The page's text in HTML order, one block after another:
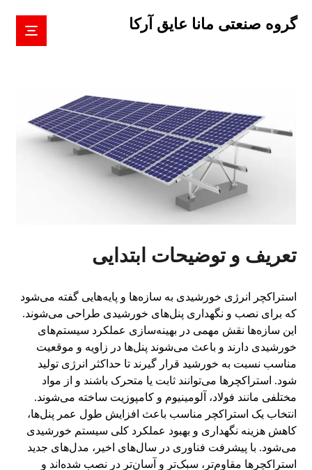
گروه صنعتی مانا عایق آرکا
تعریف و توضیحات ابتدایی
استراکچر انرژی خورشیدی به سازه‌ها و پایه‌هایی گفته می‌شود
که برای نصب و نگهداری پنل‌های خورشیدی طراحی می‌شوند.
این سازه‌ها نقش مهمی در بهینه‌سازی عملکرد سیستم‌های
خورشیدی دارند و باعث می‌شوند پنل‌ها در زاویه و موقعیت
مناسب نسبت به خورشید قرار گیرند تا حداکثر انرژی تولید
شود. استراکچرها می‌توانند ثابت یا متحرک باشند و از مواد
مختلفی مانند فولاد، آلومینیوم و کامپوزیت ساخته می‌شوند.
انتخاب یک استراکچر مناسب باعث افزایش طول عمر پنل‌ها،
کاهش هزینه نگهداری و بهبود عملکرد کلی سیستم خورشیدی
می‌شود. با پیشرفت فناوری در سال‌های اخیر، مدل‌های جدید
استراکچرها مقاوم‌تر، سبک‌تر و آسان‌تر در نصب شده‌اند و